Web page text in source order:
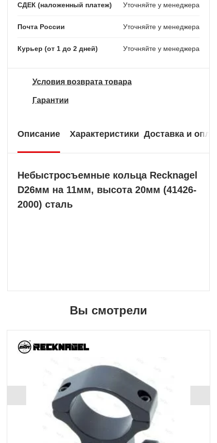
СДЕК (наложенный платеж) Уточняйте у менеджера
Почта России Уточняйте у менеджера
Курьер (от 1 до 2 дней) Уточняйте у менеджера
Условия возврата товара
Гарантии
Описание Характеристики Доставка и
Небыстросъемные кольца Recknagel
D26мм на 11мм, высота 20мм (41426-
2000) сталь
Вы смотрели